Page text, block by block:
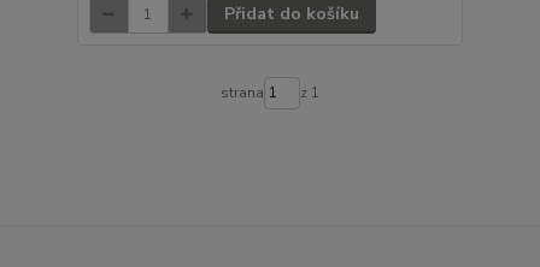
Přidat do košíku
strana z 1